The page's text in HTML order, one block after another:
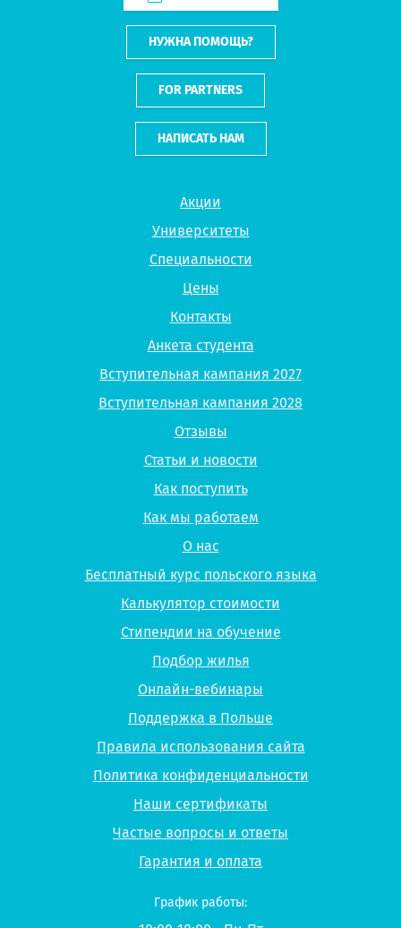
Акции
Университеты
Специальности
Цены
Контакты
Анкета студента
Вступительная кампания 2027
Вступительная кампания 2028
Отзывы
Статьи и новости
Как поступить
Как мы работаем
О нас
Бесплатный курс польского языка
Калькулятор стоимости
Стипендии на обучение
Подбор жилья
Онлайн-вебинары
Поддержка в Польше
Правила использования сайта
Политика конфиденциальности
Наши сертификаты
Частые вопросы и ответы
Гарантия и оплата
НУЖНА ПОМОЩЬ?
FOR PARTNERS
НАПИСАТЬ НАМ
График работы: